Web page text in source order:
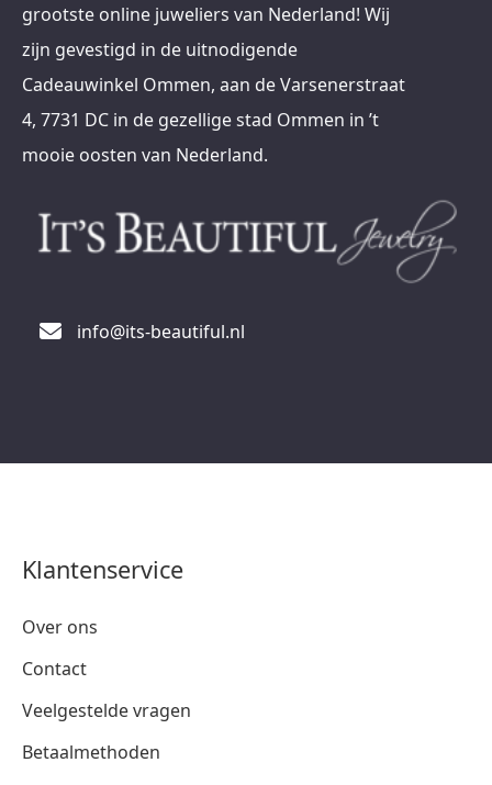
grootste online juweliers van Nederland! Wij
zijn gevestigd in de uitnodigende
Cadeauwinkel Ommen, aan de Varsenerstraat
4, 7731 DC in de gezellige stad Ommen in ’t
mooie oosten van Nederland.
info@its-beautiful.nl
Klantenservice
Over ons
Contact
Veelgestelde vragen
Betaalmethoden